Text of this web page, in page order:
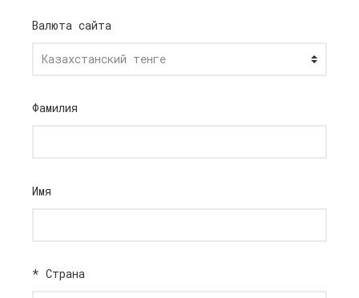
Валюта сайта
Фамилия
Имя
* Страна